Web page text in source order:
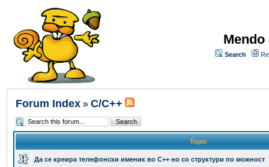
Search
Forum Index » C/C++
Topic
Да се креира телефонски именик во C++ но со структури по можност